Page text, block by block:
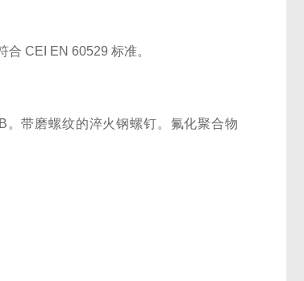
CEI EN 60529 标准。
。带磨螺纹的淬火钢螺钉。氟化聚合物